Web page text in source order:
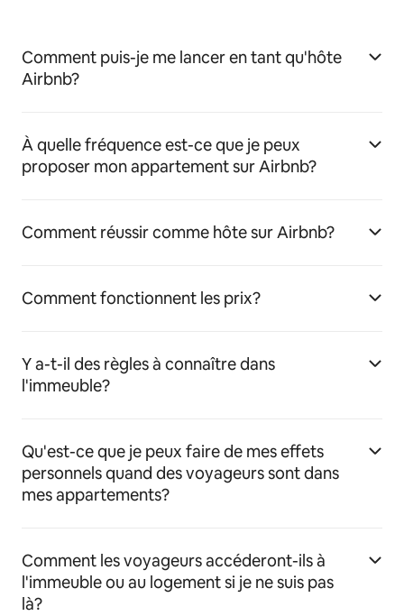
Comment puis-je me lancer en tant qu'hôte
Airbnb?
À quelle fréquence est-ce que je peux
proposer mon appartement sur Airbnb?
Comment réussir comme hôte sur Airbnb?
Comment fonctionnent les prix?
Y a-t-il des règles à connaître dans
l'immeuble?
Qu'est-ce que je peux faire de mes effets
personnels quand des voyageurs sont dans
mes appartements?
Comment les voyageurs accéderont-ils à
l'immeuble ou au logement si je ne suis pas
là?